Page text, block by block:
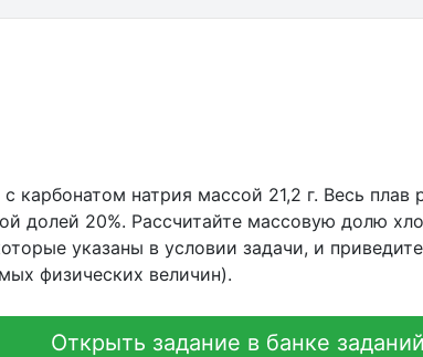
карбонатом натрия массой 21,2 г. Весь
долей 20%. Рассчитайте массовую долю
указаны в условии задачи, и
физических величин).
Открыть задание в банке заданий